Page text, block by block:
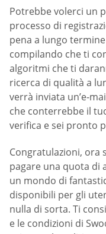
Potrebbe volerci un
processo di
pena a lungo
compilando che ti
algoritmi che ti
ricerca di qualità a
verrà inviata un’e-
che conterrebbe il
verifica e sei pronto
Congratulazioni, ora
pagare una quota di
un mondo di
disponibili per gli
nulla di sorta. Ti
e le condizioni di